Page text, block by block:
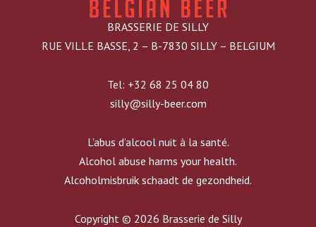
BRASSERIE DE SILLY
RUE VILLE BASSE, 2 – B-7830 SILLY – BELGIUM
Tel: +32 68 25 04 80
silly@silly-beer.com
L’abus d’alcool nuit à la santé.
Alcohol abuse harms your health.
Alcoholmisbruik schaadt de gezondheid.
Copyright © 2026 Brasserie de Silly